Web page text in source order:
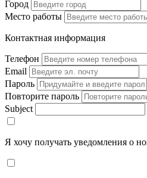
Город
Место работы
Контактная информация
Телефон
Email
Пароль
Повторите пароль
Subject
Я хочу получать уведомления о